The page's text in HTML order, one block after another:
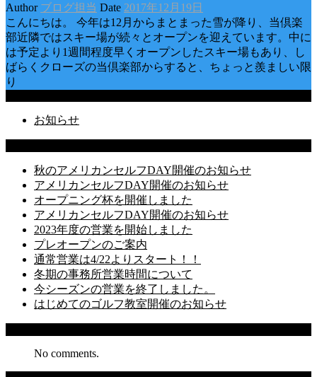
Author ブログ担当 Date 2017年12月19日
こんにちは。 今年は12月からまとまった雪が降り、当倶楽
部近隣ではスキー場が続々とオープンを迎えています。中に
は予定より1週間程度早くオープンしたスキー場もあり、し
ばらくクローズの当倶楽部からすると、ちょっと羨ましい限
り
お知らせ
秋のアメリカンセルフDAY開催のお知らせ
アメリカンセルフDAY開催のお知らせ
オープニング杯を開催しました
アメリカンセルフDAY開催のお知らせ
2023年度の営業を開始しました
プレオープンのご案内
通常営業は4/22よりスタート！！
冬期の事務所営業時間について
今シーズンの営業を終了しました。
はじめてのゴルフ教室開催のお知らせ
No comments.